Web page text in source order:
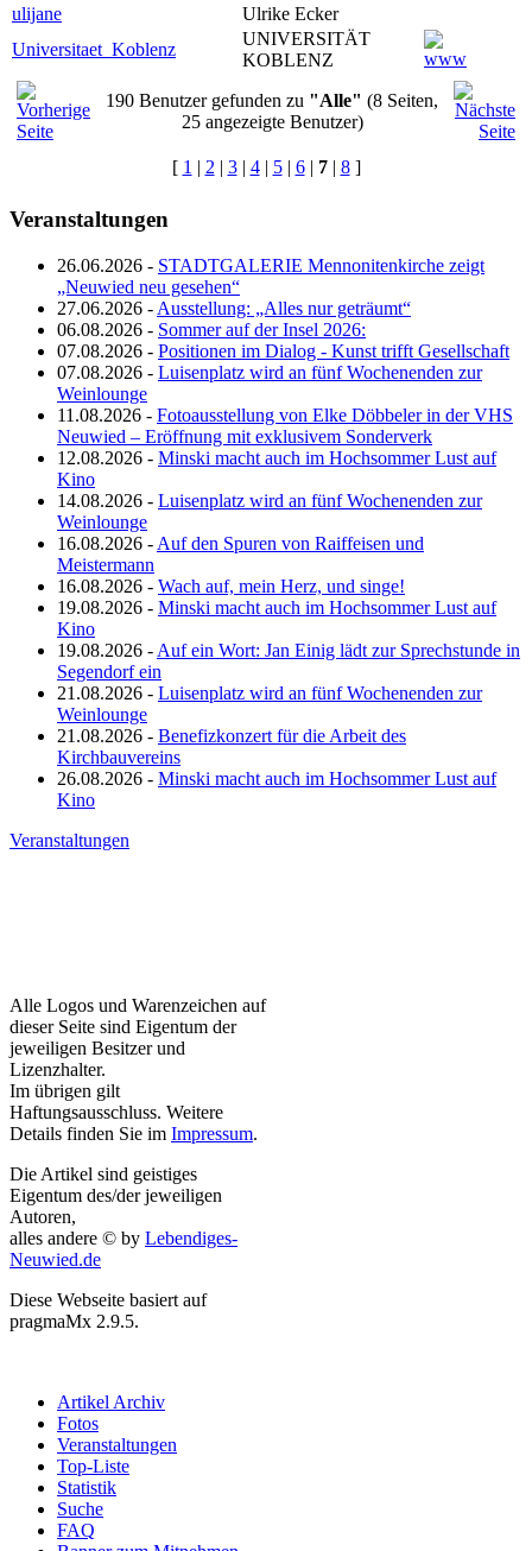
ulijane
Ulrike Ecker
Universitaet_Koblenz
UNIVERSITÄT
KOBLENZ
190 Benutzer gefunden zu "Alle" (8 Seiten,
25 angezeigte Benutzer)
[ 1 | 2 | 3| 4| 5| 6| 7| 8]
Veranstaltungen
26.06.2026 - STADTGALERIE Mennonitenkirche zeigt
„Neuwied neu gesehen“
27.06.2026 - Ausstellung: „Alles nur geträumt“
06.08.2026 - Sommer auf der Insel 2026:
07.08.2026 - Positionen im Dialog - Kunst trifft Gesellschaft
07.08.2026 - Luisenplatz wird an fünf Wochenenden zur
Weinlounge
11.08.2026 - Fotoausstellung von Elke Döbbeler in der VHS
Neuwied – Eröffnung mit exklusivem Sonderverk
12.08.2026 - Minski macht auch im Hochsommer Lust auf
Kino
14.08.2026 - Luisenplatz wird an fünf Wochenenden zur
Weinlounge
16.08.2026 - Auf den Spuren von Raiffeisen und
Meistermann
16.08.2026 - Wach auf, mein Herz, und singe!
19.08.2026 - Minski macht auch im Hochsommer Lust auf
Kino
19.08.2026 - Auf ein Wort: Jan Einig lädt zur Sprechstunde in
Segendorf ein
21.08.2026 - Luisenplatz wird an fünf Wochenenden zur
Weinlounge
21.08.2026 - Benefizkonzert für die Arbeit des
Kirchbauvereins
26.08.2026 - Minski macht auch im Hochsommer Lust auf
Kino
Veranstaltungen
Alle Logos und Warenzeichen auf
dieser Seite sind Eigentum der
jeweiligen Besitzer und
Lizenzhalter.
Im übrigen gilt
Haftungsausschluss. Weitere
Details finden Sie im Impressum.
Die Artikel sind geistiges
Eigentum des/der jeweiligen
Autoren,
alles andere © by Lebendiges-
Neuwied.de
Diese Webseite basiert auf
pragmaMx 2.9.5.
Artikel Archiv
Fotos
Veranstaltungen
Top-Liste
Statistik
Suche
FAQ